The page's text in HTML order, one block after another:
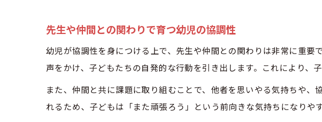
先生や仲間との関わりで育つ幼児の協調性
幼児が協調性を身につける上で、先生や仲間との関わりは非常に重
声をかけ、子どもたちの自発的な行動を引き出します。これにより、
また、仲間と共に課題に取り組むことで、他者を思いやる気持ちや
れるため、子どもは「また頑張ろう」という前向きな気持ちになりや